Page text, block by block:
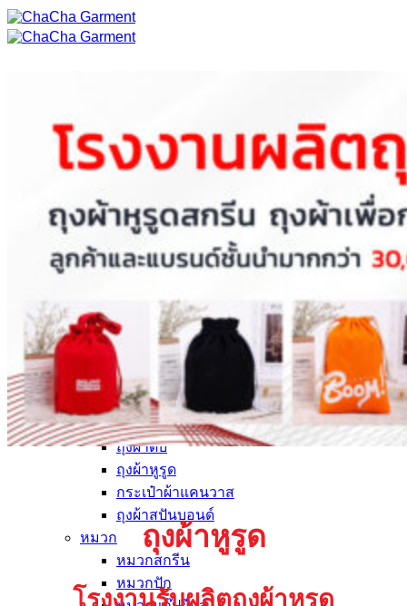
ข้าม
ไป
สินค้าทั้งหมด
งานเสื้อยืด
เสื้อยืด COTTON 100%
เสื้อยืดผ้า Premium Comb
เสื้อยืดแขนยาวสีพื้น
เสื้อโปโล
ผ้ากันเปื้อน
ผ้ากันเปื้อนเต็มตัว
ผ้ากันเปื้อนครึ่งตัว
ผ้ากันเปื้อนเด็ก
สินค้า LIFE STYLE
ถุงผ้า
ถุงผ้าดิบ
ถุงผ้าหูรูด
กระเป๋าผ้าแคนวาส
ถุงผ้าสปันบอนด์
หมวก
หมวกสกรีน
หมวกปัก
ถุงผ้าหูรูด
โรงงานรับผลิตถุงผ้าหูรูด